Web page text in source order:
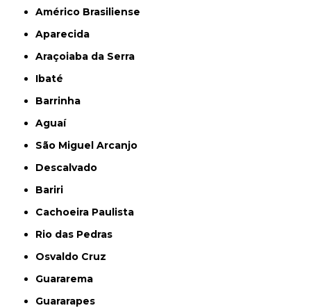
Américo Brasiliense
Aparecida
Araçoiaba da Serra
Ibaté
Barrinha
Aguaí
São Miguel Arcanjo
Descalvado
Bariri
Cachoeira Paulista
Rio das Pedras
Osvaldo Cruz
Guararema
Guararapes